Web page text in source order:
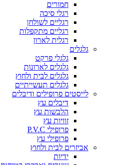
חמורים
רגלי סיכה
רגליים לשולחן
רגליים מתקפלות
רגלית לארון
גלגלים
גלגלי פרקט
גלגלים לארונות
גלגלים לבית ולחוץ
גלגלים תעשייתיים
לייסטים פרופילים ודיבלים
דיבלים עץ
הלבשות עץ
זוויות עץ
פרופילי P.V.C
פרופילי עץ
אביזרים לבית ולחוץ
ידיות